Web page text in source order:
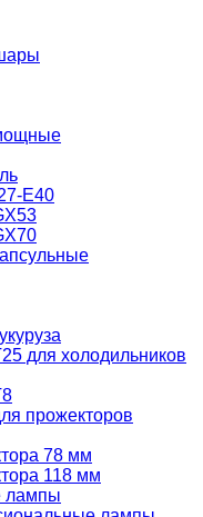
E40
для холодильников
прожекторов
78 мм
118 мм
лампы